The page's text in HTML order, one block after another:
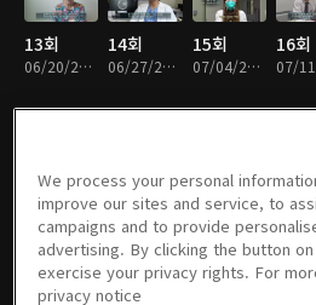
13회
06/20/2017 • 47분
14회
06/27/2017 • 47분
15회
07/04/2017 • 47분
16회
19회
08/01/2017 • 47분
20회
08/08/2017 • 47분
21회
08/15/2017 • 46분
22회
We process your personal
improve our sites and service, to
campaigns and to provide
advertising. By clicking the button
exercise your privacy rights. For
privacy notice